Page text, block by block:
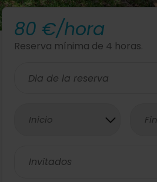
80 €/hora
Reserva mínima de 4 horas.
Inicio Fin
Invitados